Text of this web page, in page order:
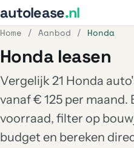
autolease.nl
Home / Aanbod / Honda
Honda leasen
Vergelijk 21 Honda
vanaf € 125 per maand.
voorraad, filter op
budget en bereken